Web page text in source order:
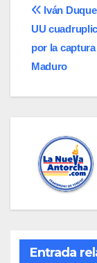
de
Iván
UU
por la
Maduro
Entrada